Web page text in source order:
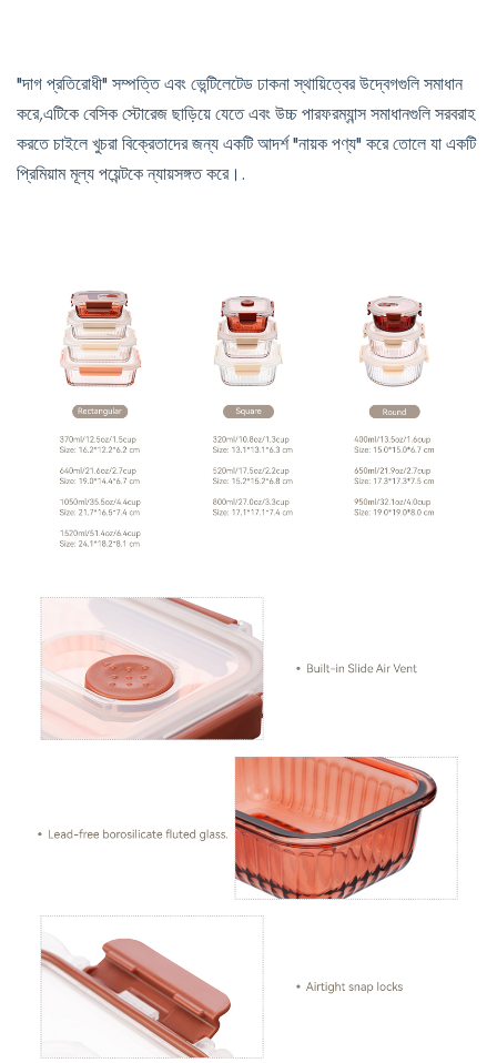
"দাগ প্রতিরোধী" সম্পত্তি এবং ভেন্টিলেটেড ঢাকনা স্থায়িত্বের উদ্বেগগুলি সমাধান
করে,এটিকে বেসিক স্টোরেজ ছাড়িয়ে যেতে এবং উচ্চ পারফরম্যান্স সমাধানগুলি সরবরাহ
করতে চাইলে খুচরা বিক্রেতাদের জন্য একটি আদর্শ "নায়ক পণ্য" করে তোলে যা একটি
প্রিমিয়াম মূল্য পয়েন্টকে ন্যায়সঙ্গত করে।.